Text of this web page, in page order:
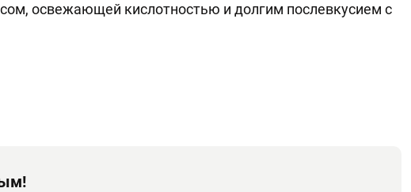
освежающей кислотностью и долгим послевкусием с